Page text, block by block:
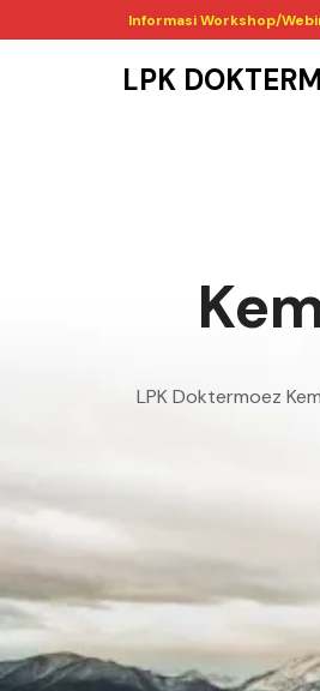
Informasi Workshop/
LPK
LPK Doktermoez